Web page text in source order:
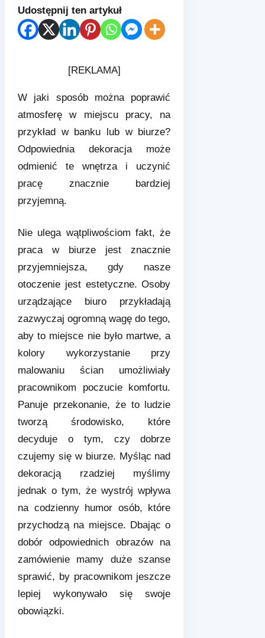
Udostępnij ten artykuł
[REKLAMA]
W jaki sposób można poprawić
atmosferę w miejscu pracy, na
przykład w banku lub w biurze?
Odpowiednia dekoracja może
odmienić te wnętrza i uczynić
pracę znacznie bardziej
przyjemną.
Nie ulega wątpliwościom fakt, że
praca w biurze jest znacznie
przyjemniejsza, gdy nasze
otoczenie jest estetyczne. Osoby
urządzające biuro przykładają
zazwyczaj ogromną wagę do tego,
aby to miejsce nie było martwe, a
kolory wykorzystanie przy
malowaniu ścian umożliwiały
pracownikom poczucie komfortu.
Panuje przekonanie, że to ludzie
tworzą środowisko, które
decyduje o tym, czy dobrze
czujemy się w biurze. Myśląc nad
dekoracją rzadziej myślimy
jednak o tym, że wystrój wpływa
na codzienny humor osób, które
przychodzą na miejsce. Dbając o
dobór odpowiednich obrazów na
zamówienie mamy duże szanse
sprawić, by pracownikom jeszcze
lepiej wykonywało się swoje
obowiązki.